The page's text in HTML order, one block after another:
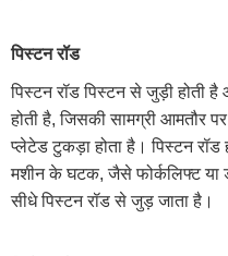
पिस्टन रॉड
पिस्टन रॉड पिस्टन से जुड़ी होती
होती है, जिसकी सामग्री आमतौर
प्लेटेड टुकड़ा होता है। पिस्टन
मशीन के घटक, जैसे फोर्कलिफ्ट या
सीधे पिस्टन रॉड से जुड़ जाता है।